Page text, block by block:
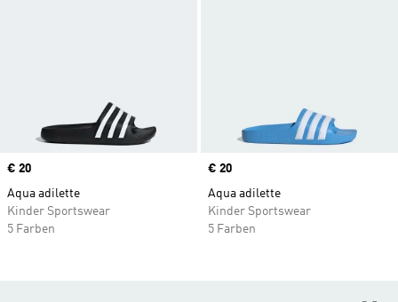
Price
€ 20
Aqua adilette
Kinder Sportswear
5 Farben
Price
€ 20
Aqua adilette
Kinder Sportswear
5 Farben